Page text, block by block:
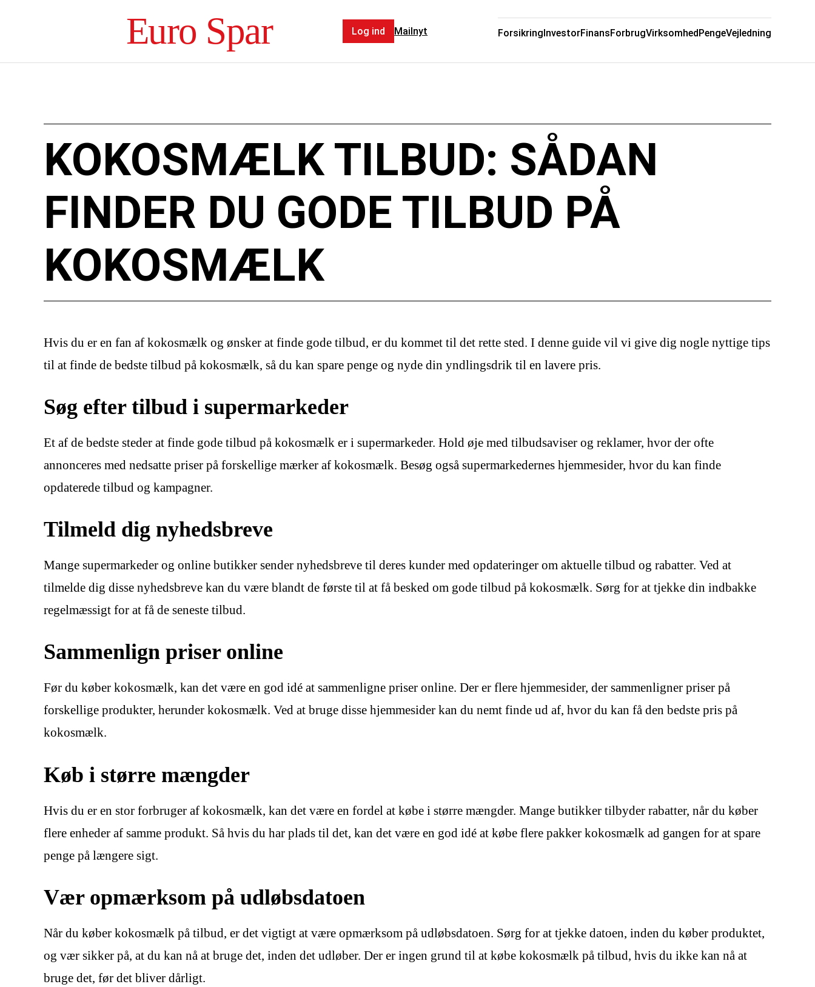
Euro Spar ForsikringInvestorFinansForbrugVirksomhedPengeVejledning
Log ind Mailnyt
KOKOSMÆLK TILBUD: SÅDAN
FINDER DU GODE TILBUD PÅ
KOKOSMÆLK
Hvis du er en fan af kokosmælk og ønsker at finde gode tilbud, er du kommet til det rette sted. I denne guide vil vi give dig nogle nyttige tips
til at finde de bedste tilbud på kokosmælk, så du kan spare penge og nyde din yndlingsdrik til en lavere pris.
Søg efter tilbud i supermarkeder
Et af de bedste steder at finde gode tilbud på kokosmælk er i supermarkeder. Hold øje med tilbudsaviser og reklamer, hvor der ofte
annonceres med nedsatte priser på forskellige mærker af kokosmælk. Besøg også supermarkedernes hjemmesider, hvor du kan finde
opdaterede tilbud og kampagner.
Tilmeld dig nyhedsbreve
Mange supermarkeder og online butikker sender nyhedsbreve til deres kunder med opdateringer om aktuelle tilbud og rabatter. Ved at
tilmelde dig disse nyhedsbreve kan du være blandt de første til at få besked om gode tilbud på kokosmælk. Sørg for at tjekke din indbakke
regelmæssigt for at få de seneste tilbud.
Sammenlign priser online
Før du køber kokosmælk, kan det være en god idé at sammenligne priser online. Der er flere hjemmesider, der sammenligner priser på
forskellige produkter, herunder kokosmælk. Ved at bruge disse hjemmesider kan du nemt finde ud af, hvor du kan få den bedste pris på
kokosmælk.
Køb i større mængder
Hvis du er en stor forbruger af kokosmælk, kan det være en fordel at købe i større mængder. Mange butikker tilbyder rabatter, når du køber
flere enheder af samme produkt. Så hvis du har plads til det, kan det være en god idé at købe flere pakker kokosmælk ad gangen for at spare
penge på længere sigt.
Vær opmærksom på udløbsdatoen
Når du køber kokosmælk på tilbud, er det vigtigt at være opmærksom på udløbsdatoen. Sørg for at tjekke datoen, inden du køber produktet,
og vær sikker på, at du kan nå at bruge det, inden det udløber. Der er ingen grund til at købe kokosmælk på tilbud, hvis du ikke kan nå at
bruge det, før det bliver dårligt.